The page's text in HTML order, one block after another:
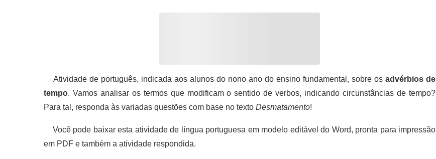
Atividade de português, indicada aos alunos do nono ano do ensino fundamental, sobre os advérbios de
tempo. Vamos analisar os termos que modificam o sentido de verbos, indicando circunstâncias de tempo?
Para tal, responda às variadas questões com base no texto Desmatamento!
Você pode baixar esta atividade de língua portuguesa em modelo editável do Word, pronta para impressão
em PDF e também a atividade respondida.